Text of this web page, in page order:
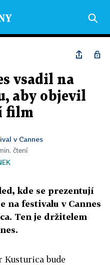
vsadil na
aby objevil
film
v Cannes
čtení
kde se prezentují
na festivalu v Cannes
Ten je držitelem
Kusturica bude